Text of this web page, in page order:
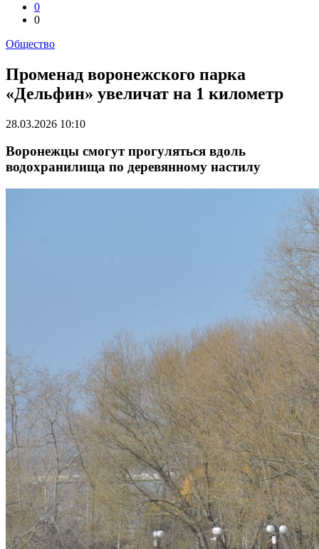
0
0
Общество
Променад воронежского парка
«Дельфин» увеличат на 1 километр
28.03.2026 10:10
Воронежцы смогут прогуляться вдоль
водохранилища по деревянному настилу